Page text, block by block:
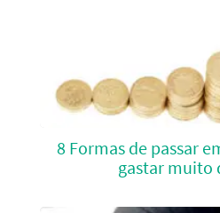
8 Formas de passar
gastar muito